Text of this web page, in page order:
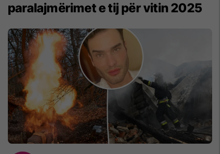
paralajmërimet e tij për vitin 2025